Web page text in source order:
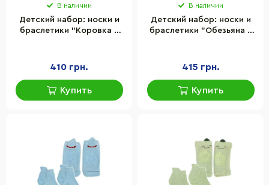
В наличии
Детский набор: носки и
браслетики "Коровка и
410 грн.
Купить
В наличии
Детский набор: носки и
браслетики "Обезьяна и
415 грн.
Купить